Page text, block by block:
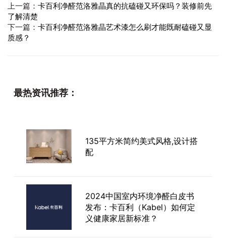
上一篇： 卡百利净醛范洛雅晶真的抗磕碰又环保吗？装修前先
了解清楚
下一篇： 卡百利净醛范洛雅晶艺术漆怎么刷才能既耐磕碰又显
质感？
最热资讯推荐：
135平方米简约美式风格,设计搭
配
2024中国室内环境净醛白皮书
发布：卡百利（Kabel）如何定
义健康家居新标准？